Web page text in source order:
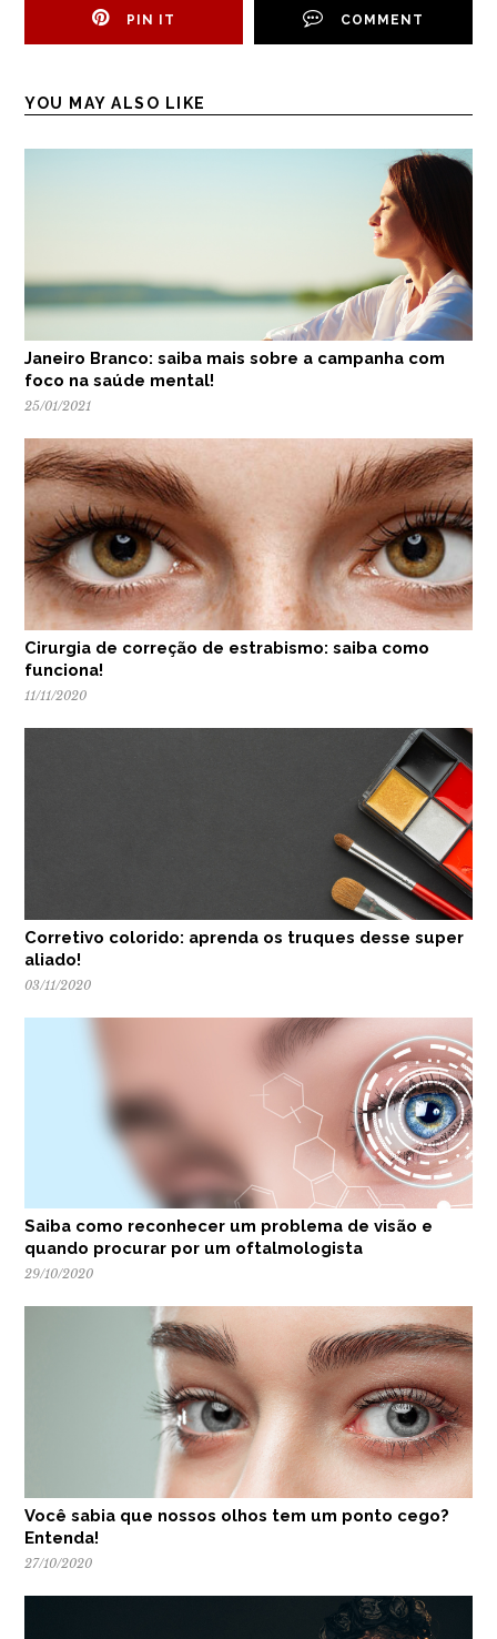
PIN IT COMMENT
YOU MAY ALSO LIKE
Janeiro Branco: saiba mais sobre a campanha com
foco na saúde mental!
25/01/2021
Cirurgia de correção de estrabismo: saiba como
funciona!
11/11/2020
Corretivo colorido: aprenda os truques desse super
aliado!
03/11/2020
Saiba como reconhecer um problema de visão e
quando procurar por um oftalmologista
29/10/2020
Você sabia que nossos olhos tem um ponto cego?
Entenda!
27/10/2020